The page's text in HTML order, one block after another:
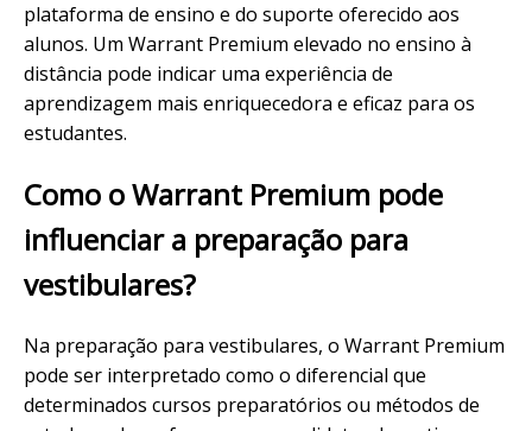
plataforma de ensino e do suporte oferecido aos
alunos. Um Warrant Premium elevado no ensino à
distância pode indicar uma experiência de
aprendizagem mais enriquecedora e eficaz para os
estudantes.
Como o Warrant Premium pode
influenciar a preparação para
vestibulares?
Na preparação para vestibulares, o Warrant Premium
pode ser interpretado como o diferencial que
determinados cursos preparatórios ou métodos de